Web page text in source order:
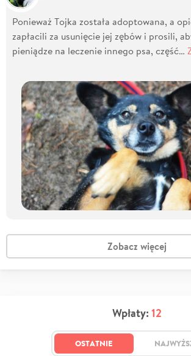
Ponieważ Tojka została adoptowana, a
zapłacili za usunięcie jej zębów i prosili,
pieniądze na leczenie innego psa, część…
Zobacz więcej
Wpłaty: 12
OSTATNIE